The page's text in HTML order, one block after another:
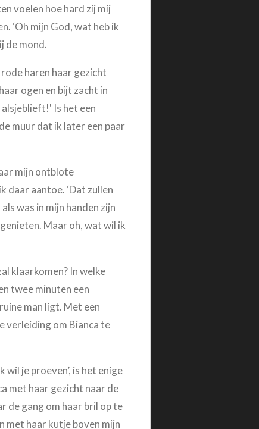
voelen hoe hard zij mij
‘Oh mijn God, wat heb ik
de mond.
haren haar gezicht
ogen en bijt zacht in
alsjeblieft!' Is het een
muur dat ik later een paar
mijn ontblote
daar aantoe. ‘Dat zullen
was in mijn handen zijn
Maar oh, wat wil ik
klaarkomen? In welke
twee minuten een
man ligt. Met een
verleiding om Bianca te
je proeven’, is het enige
met haar gezicht naar de
de gang om haar bril op te
met haar kutje boven mijn